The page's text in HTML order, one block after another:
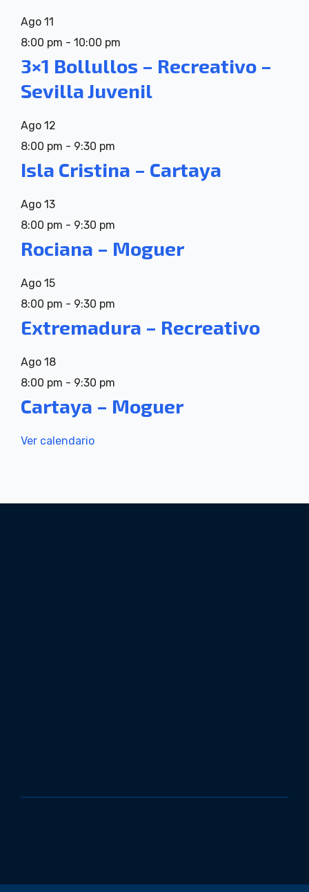
Ago 11
8:00 pm - 10:00 pm
3×1 Bollullos – Recreativo –
Sevilla Juvenil
Ago 12
8:00 pm - 9:30 pm
Isla Cristina – Cartaya
Ago 13
8:00 pm - 9:30 pm
Rociana – Moguer
Ago 15
8:00 pm - 9:30 pm
Extremadura – Recreativo
Ago 18
8:00 pm - 9:30 pm
Cartaya – Moguer
Ver calendario